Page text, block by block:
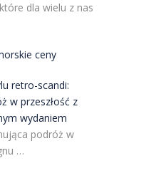
dla wielu z nas
ceny
retro-scandi:
w przeszłość z
wydaniem
podróż w
…